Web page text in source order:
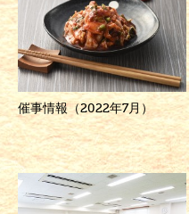
催事情報（2022年7月）